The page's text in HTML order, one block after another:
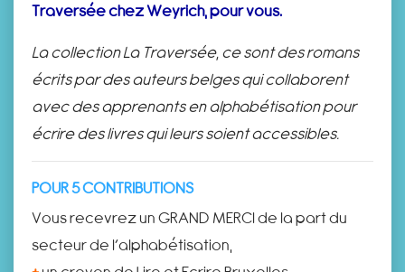
Traversée chez Weyrich, pour vous.
La collection La Traversée, ce sont des romans
écrits par des auteurs belges qui collaborent
avec des apprenants en alphabétisation pour
écrire des livres qui leurs soient accessibles.
POUR 5 CONTRIBUTIONS
Vous recevrez un GRAND MERCI de la part du
secteur de l’alphabétisation,